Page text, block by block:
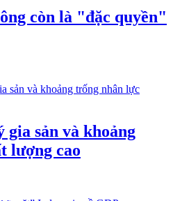
còn là "đặc quyền"
sản và khoảng
lượng cao